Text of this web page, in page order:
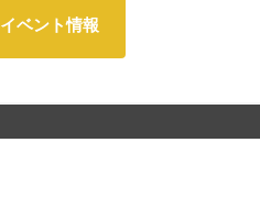
イベント情報